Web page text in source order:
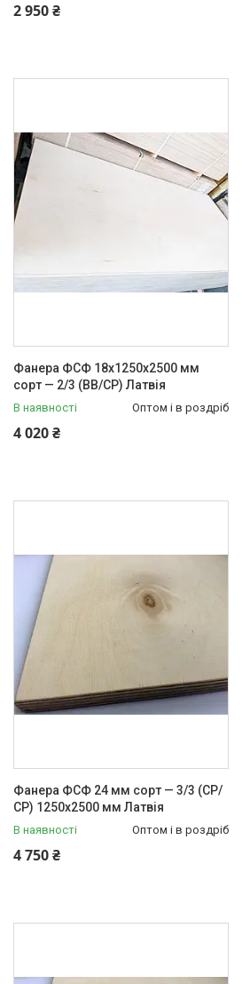
2 950 ₴
Фанера ФСФ 18х1250х2500 мм
сорт — 2/3 (ВВ/СР) Латвія
В наявності Оптом і в роздріб
4 020 ₴
Фанера ФСФ 24 мм сорт — 3/3 (СР/
СР) 1250х2500 мм Латвія
В наявності Оптом і в роздріб
4 750 ₴